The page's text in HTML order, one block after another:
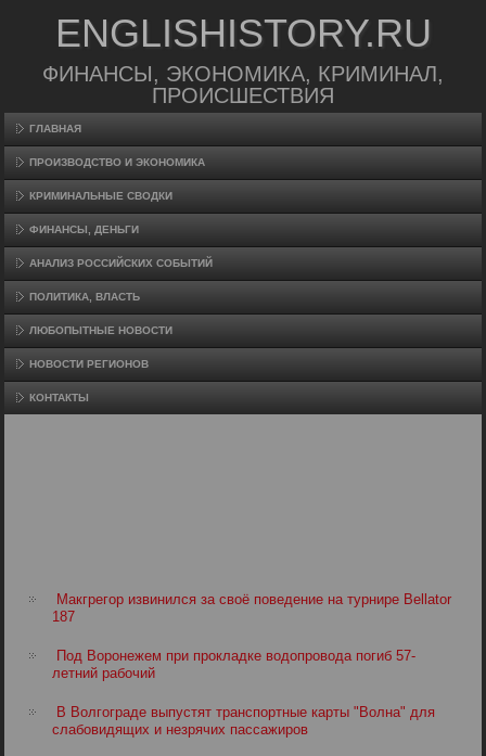
ENGLISHISTORY.RU
ФИНАНСЫ, ЭКОНОМИКА, КРИМИНАЛ,
ПРОИСШЕСТВИЯ
ГЛАВНАЯ
ПРОИЗВΟДСТВО И ЭКОНОМИКА
КРИМИНАЛЬНЫЕ СВОДКИ
ФИНАНСЫ, ДЕНЬГИ
АНАЛИЗ РОССИЙСКИХ СОБЫТИЙ
ПОЛИТИКА, ВЛАСТЬ
ЛЮБОПЫТНЫЕ НОВОСТИ
НОВОСТИ РЕГИОНОВ
КОНТАКТЫ
Макгрегор извинился за своё поведение на турнире Bellator
187
Под Воронежем при прокладке водопровода погиб 57-
летний рабочий
В Волгограде выпустят транспортные карты "Волна" для
слабовидящих и незрячих пассажиров